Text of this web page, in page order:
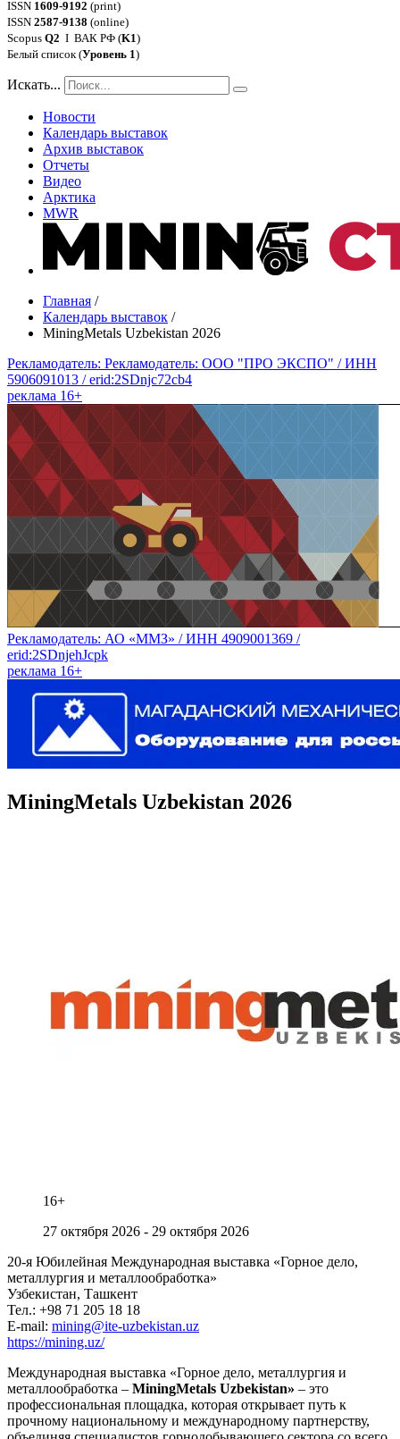
ISSN 1609-9192 (print)
ISSN 2587-9138 (online)
Scopus Q2 Ι ВАК РФ (K1)
Белый список (Уровень 1)
Искать...
Новости
Календарь выставок
Архив выставок
Отчеты
Видео
Арктика
MWR
Главная /
Календарь выставок /
MiningMetals Uzbekistan 2026
Рекламодатель: Рекламодатель: ООО "ПРО ЭКСПО" / ИНН
5906091013 / erid:2SDnjc72cb4
реклама 16+
Рекламодатель: АО «ММЗ» / ИНН 4909001369 /
erid:2SDnjehJcpk
реклама 16+
MiningMetals Uzbekistan 2026
16+
27 октября 2026 - 29 октября 2026
20-я Юбилейная Международная выставка «Горное дело,
металлургия и металлообработка»
Узбекистан, Ташкент
Тел.: +98 71 205 18 18
E-mail: mining@ite-uzbekistan.uz
https://mining.uz/
Международная выставка «Горное дело, металлургия и
металлообработка – MiningMetals Uzbekistan» – это
профессиональная площадка, которая открывает путь к
прочному национальному и международному партнерству,